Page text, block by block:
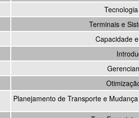
Terminais e
Capacidade
Planejamento de Transporte e